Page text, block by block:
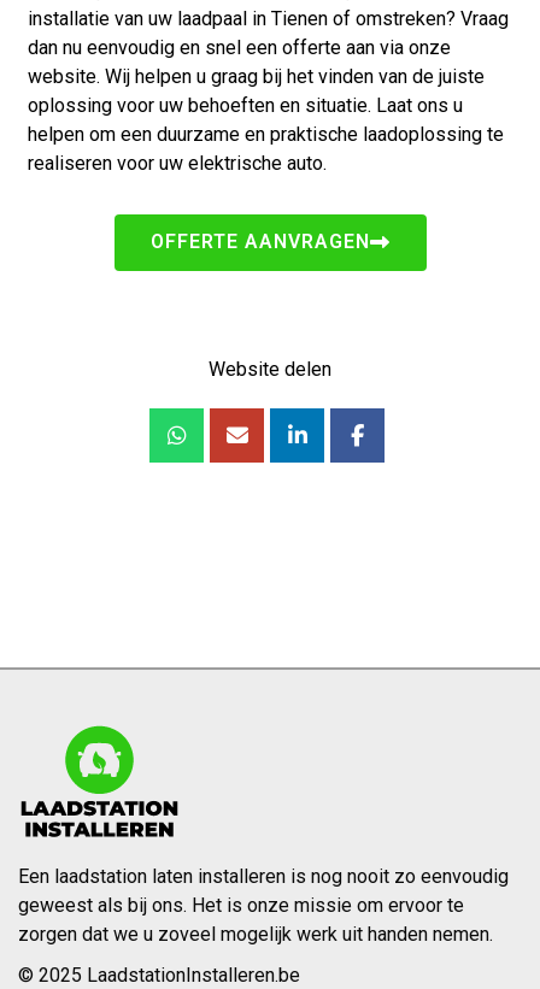
installatie van uw laadpaal in Tienen of omstreken? Vraag
dan nu eenvoudig en snel een offerte aan via onze
website. Wij helpen u graag bij het vinden van de juiste
oplossing voor uw behoeften en situatie. Laat ons u
helpen om een duurzame en praktische laadoplossing te
realiseren voor uw elektrische auto.
OFFERTE AANVRAGEN
Website delen
Een laadstation laten installeren is nog nooit zo eenvoudig
geweest als bij ons. Het is onze missie om ervoor te
zorgen dat we u zoveel mogelijk werk uit handen nemen.
© 2025 LaadstationInstalleren.be